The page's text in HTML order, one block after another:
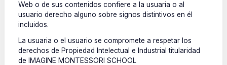
Web o de sus contenidos confiere a la usuaria o al
usuario derecho alguno sobre signos distintivos en él
incluidos.
La usuaria o el usuario se compromete a respetar los
derechos de Propiedad Intelectual e Industrial titularidad
de IMAGINE MONTESSORI SCHOOL